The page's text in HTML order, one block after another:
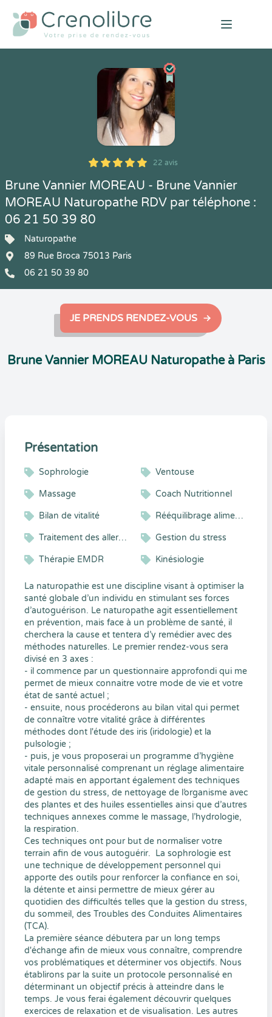
Open
5
1
5
22 22 avis
Brune Vannier MOREAU - Brune Vannier
MOREAU Naturopathe RDV par téléphone :
06 21 50 39 80
Naturopathe
89 Rue Broca 75013 Paris
06 21 50 39 80
JE PRENDS RENDEZ-VOUS
Brune Vannier MOREAU Naturopathe à Paris
Présentation
Sophrologie Ventouse
Massage Coach Nutritionnel
Bilan de vitalité Rééquilibrage alimentaire
Traitement des allergies Gestion du stress
Thérapie EMDR Kinésiologie
La naturopathie est une discipline visant à optimiser la
santé globale d’un individu en stimulant ses forces
d’autoguérison. Le naturopathe agit essentiellement
en prévention, mais face à un problème de santé, il
cherchera la cause et tentera d’y remédier avec des
méthodes naturelles. Le premier rendez-vous sera
divisé en 3 axes :
- il commence par un questionnaire approfondi qui me
permet de mieux connaitre votre mode de vie et votre
état de santé actuel ;
- ensuite, nous procéderons au bilan vital qui permet
de connaître votre vitalité grâce à différentes
méthodes dont l'étude des iris (iridologie) et la
pulsologie ;
- puis, je vous proposerai un programme d’hygiène
vitale personnalisé comprenant un réglage alimentaire
adapté mais en apportant également des techniques
de gestion du stress, de nettoyage de l’organisme avec
des plantes et des huiles essentielles ainsi que d’autres
techniques annexes comme le massage, l’hydrologie,
la respiration.
Ces techniques ont pour but de normaliser votre
terrain afin de vous autoguérir. ​ La sophrologie est
une technique de développement personnel qui
apporte des outils pour renforcer la confiance en soi,
la détente et ainsi permettre de mieux gérer au
quotidien des difficultés telles que la gestion du stress,
du sommeil, des Troubles des Conduites Alimentaires
(TCA).
La première séance débutera par un long temps
d'échange afin de mieux vous connaître, comprendre
vos problématiques et déterminer vos objectifs. Nous
établirons par la suite un protocole personnalisé en
déterminant un objectif précis à atteindre dans le
temps. Je vous ferai également découvrir quelques
exercices de relaxation et de visualisation. Les autres